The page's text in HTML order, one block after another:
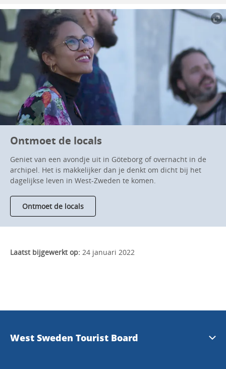
Ontmoet de locals
Geniet van een avondje uit in Göteborg of overnacht in de
archipel. Het is makkelijker dan je denkt om dicht bij het
dagelijkse leven in West-Zweden te komen.
Ontmoet de locals
Laatst bijgewerkt op: 24 januari 2022
West Sweden Tourist Board